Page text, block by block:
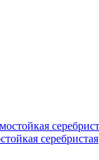
серебристая